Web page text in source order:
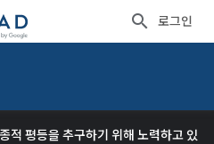
로그인
적 평등을 추구하기 위해 노력하고 있